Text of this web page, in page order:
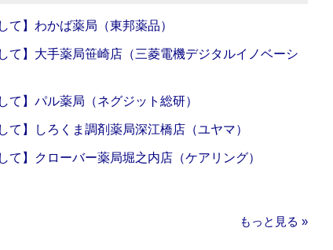
て】わかば薬局（東邦薬品）
て】大手薬局笹崎店（三菱電機デジタルイノベーシ
て】パル薬局（ネグジット総研）
て】しろくま調剤薬局深江橋店（ユヤマ）
て】クローバー薬局堀之内店（ケアリング）
もっと見る »